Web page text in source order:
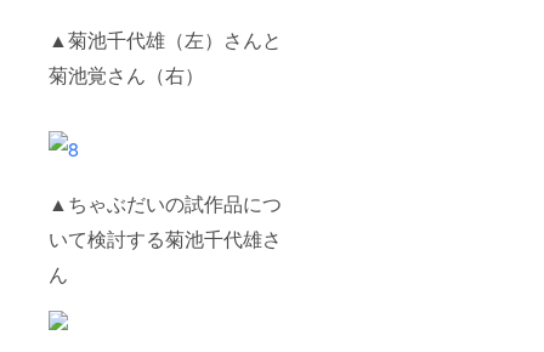
▲菊池千代雄（左）さんと
菊池覚さん（右）
▲ちゃぶだいの試作品につ
いて検討する菊池千代雄さ
ん